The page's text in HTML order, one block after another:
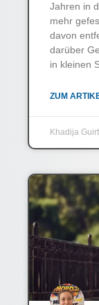
Jahren in
mehr
davon
darüber
in kleinen
ZUM
Khadija